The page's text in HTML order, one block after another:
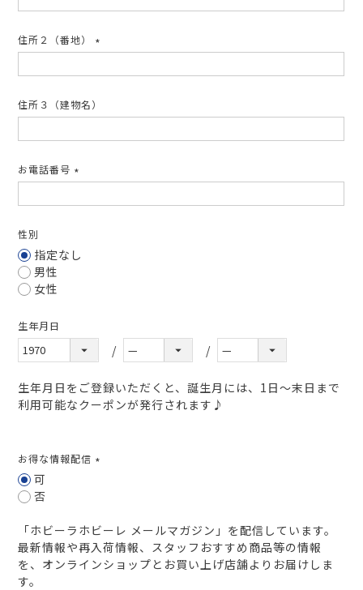
須)
住所２（番地）
須)
住所３（建物名）
お電話番号
須)
性別
指定なし
男性
女性
生年月日
生年月日をご登録いただくと、誕生月には、1日～末日まで
利用可能なクーポンが発行されます♪
お得な情報配信
可
否
「ホビーラホビーレ メールマガジン」を配信しています。
最新情報や再入荷情報、スタッフおすすめ商品等の情報
を、オンラインショップとお買い上げ店舗よりお届けしま
す。